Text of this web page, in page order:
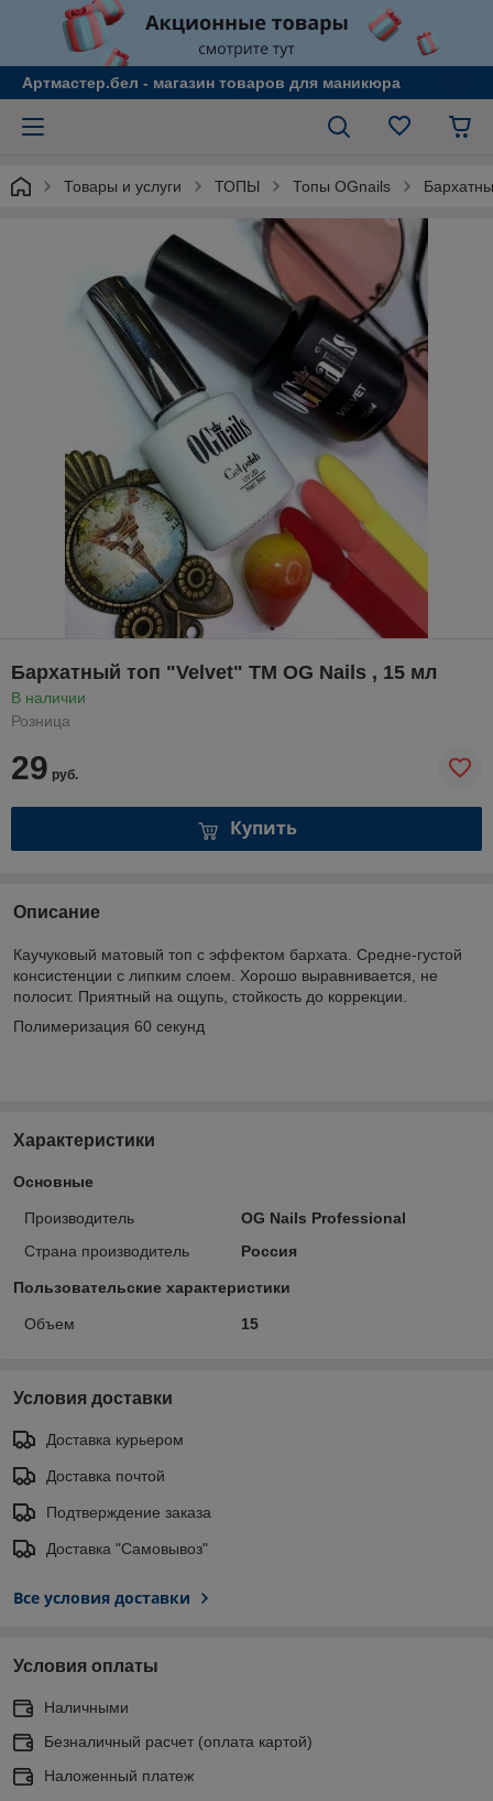
Артмастер.бел - магазин товаров для маникюра
Товары и услуги ТОПЫ Топы OGnails
Бархатный топ "Velvet" ТМ OG Nails , 15 мл
В наличии
Розница
29 руб.
Купить
Описание
Каучуковый матовый топ с эффектом бархата. Средне-густой
консистенции с липким слоем. Хорошо выравнивается, не
полосит. Приятный на ощупь, стойкость до коррекции.
Полимеризация 60 секунд
Характеристики
Основные
Производитель
OG Nails Professional
Страна производитель
Россия
Пользовательские характеристики
Объем 15
Условия доставки
Доставка курьером
Доставка почтой
Подтверждение заказа
Доставка "Самовывоз"
Все условия доставки
Условия оплаты
Наличными
Безналичный расчет (оплата картой)
Наложенный платеж